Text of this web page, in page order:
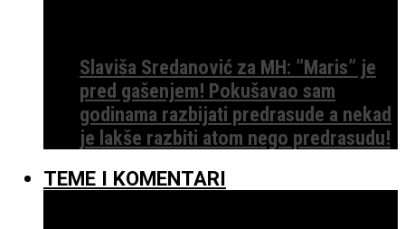
Slaviša Sredanović za MH: ”Maris” je
pred gašenjem! Pokušavao sam
godinama razbijati predrasude a nekad
je lakše razbiti atom nego predrasudu!
TEME I KOMENTARI